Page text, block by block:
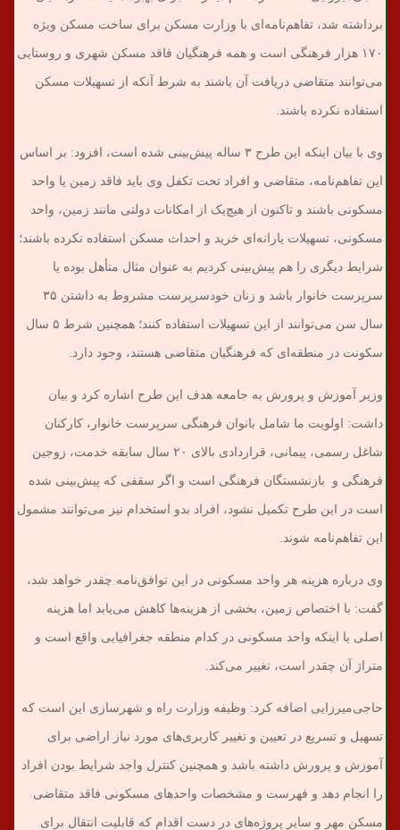
برداشته شد، تفاهم‌نامه‌ای با وزارت مسکن برای ساخت مسکن ویژه
۱۷۰ هزار فرهنگی است و همه فرهنگیان فاقد مسکن شهری و روستایی
می‌توانند متقاضی دریافت آن باشند به شرط آنکه از تسهیلات مسکن
استفاده نکرده باشند.
وی با بیان اینکه این طرح ۳ ساله پیش‌بینی شده است، افزود: بر اساس
این تفاهم‌نامه، متقاضی و افراد تحت تکفل وی باید فاقد زمین یا واحد
مسکونی باشند و تاکنون از هیچ‌یک از امکانات دولتی مانند زمین، واحد
مسکونی، تسهیلات یارانه‌ای خرید و احداث مسکن استفاده نکرده باشند؛
شرایط دیگری را هم پیش‌بینی کردیم به عنوان مثال متأهل بوده یا
سرپرست خانوار باشد و زنان خودسرپرست مشروط به داشتن ۳۵
سال سن می‌توانند از این تسهیلات استفاده کنند؛ همچنین شرط ۵ سال
سکونت در منطقه‌ای که فرهنگیان متقاضی هستند، وجود دارد.
وزیر آموزش و پرورش به جامعه هدف این طرح اشاره کرد و بیان
داشت: اولویت ما شامل بانوان فرهنگی سرپرست خانوار، کارکنان
شاغل رسمی، پیمانی، قراردادی بالای ۲۰ سال سابقه خدمت، زوجین
فرهنگی و بازنشستگان فرهنگی است و اگر سقفی که پیش‌بینی شده
است در این طرح تکمیل نشود، افراد بدو استخدام نیز می‌توانند مشمول
این تفاهم‌نامه شوند.
وی درباره هزینه هر واحد مسکونی در این توافق‌نامه چقدر خواهد شد،
گفت: با اختصاص زمین، بخشی از هزینه‌ها کاهش می‌یابد اما هزینه
اصلی با اینکه واحد مسکونی در کدام منطقه جغرافیایی واقع است و
متراژ آن چقدر است، تغییر می‌کند.
حاجی‌میرزایی اضافه کرد: وظیفه وزارت راه و شهرسازی این است که
تسهیل و تسریع در تعیین و تغییر کاربری‌های مورد نیاز اراضی برای
آموزش و پرورش داشته باشد و همچنین کنترل واجد شرایط بودن افراد
را انجام دهد و فهرست و مشخصات واحدهای مسکونی فاقد متقاضی
مسکن مهر و سایر پروژه‌های در دست اقدام که قابلیت انتقال برای